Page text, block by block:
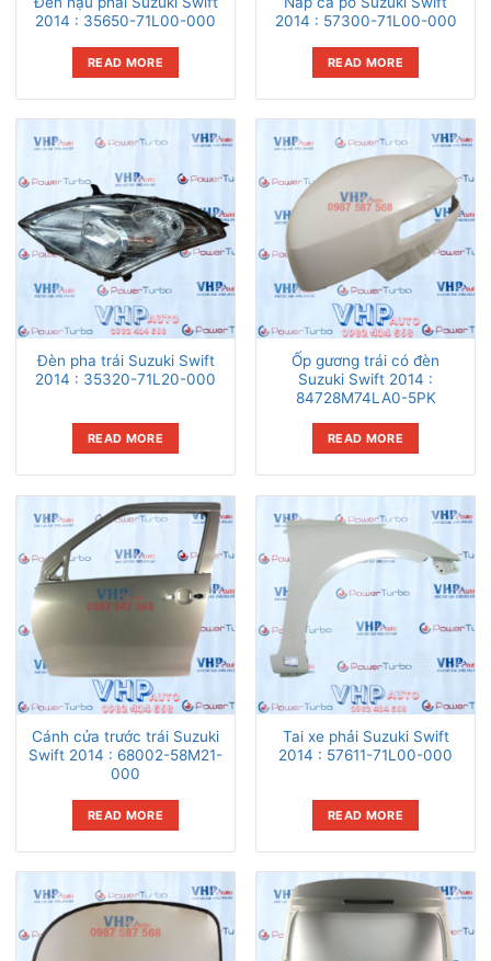
2014 : 35650-71L00-000
READ MORE
2014 : 57300-71L00-000
READ MORE
Đèn pha trái Suzuki Swift
2014 : 35320-71L20-000
READ MORE
Ốp gương trái có đèn
Suzuki Swift 2014 :
84728M74LA0-5PK
READ MORE
Cánh cửa trước trái Suzuki
Swift 2014 : 68002-58M21-
000
READ MORE
Tai xe phải Suzuki Swift
2014 : 57611-71L00-000
READ MORE